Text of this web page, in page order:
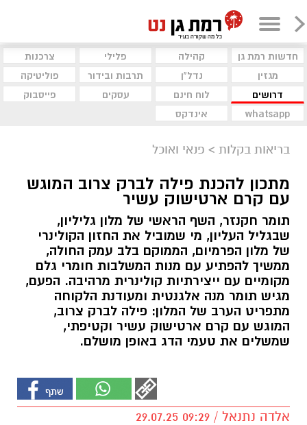
חדשות רמת גן קהילה פלילי
צרכנות
מגזין
נדל"ן תרבות ובידור
פוליטיקה
דרושים
לוח חינם עסקים
פייסבוק
whatsapp
אינדקס
בריאות בקלות > פנאי ואוכל
מתכון להכנת פילה לברק צרוב המוגש
עם קרם ארטישוק עשיר
תומר חקנזר, השף הראשי של מלון גליליון,
שבגליל העליון, מי שמוביל את החזון הקולינרי
של מלון הפרמיום, הממוקם בלב עמק החולה,
ממשיך להפתיע עם מנות המשלבות חומרי גלם
מקומיים עם ייצירתיות קולינרית מרהיבה. הפעם,
מגיש תומר מנה אלגנטית ומעודנת הלקוחה
מתפריט הערב של המלון: פילה לברק צרוב,
המוגש עם קרם ארטישוק עשיר וקטיפתי,
שמשלים את טעמי הדג באופן מושלם.
אלדה נתנאל / 09:29 29.07.25